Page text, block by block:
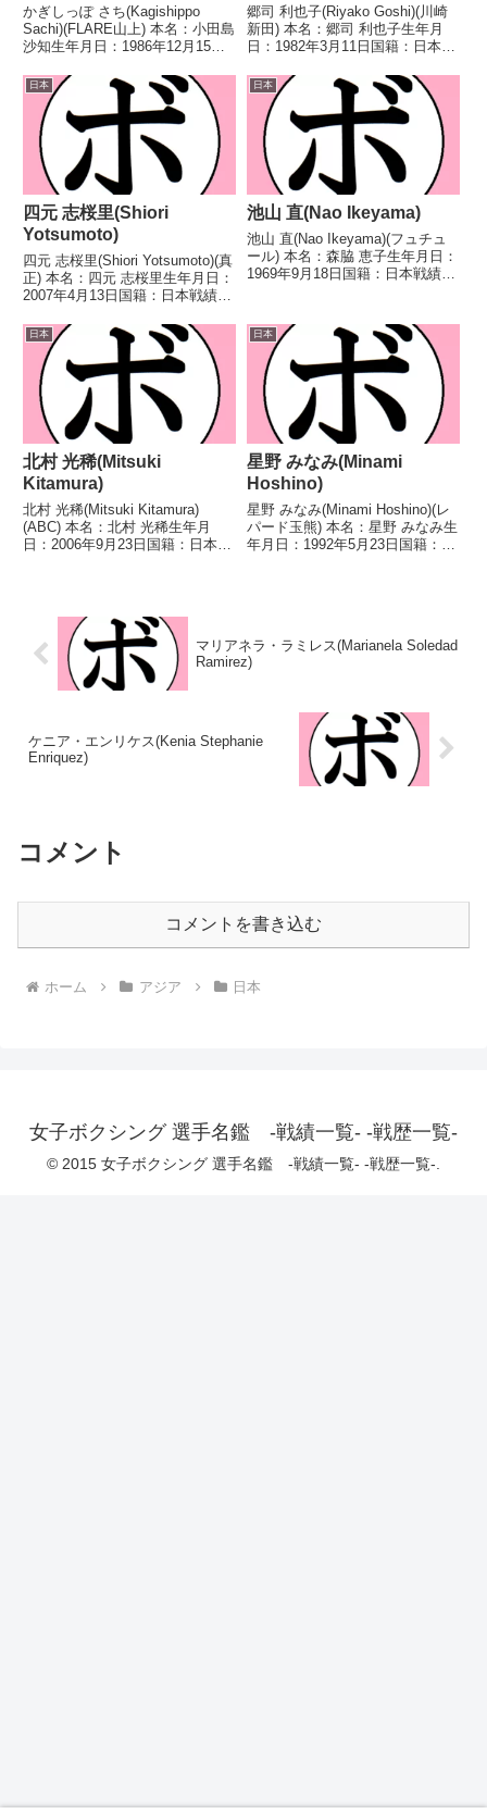
かぎしっぽ さち(Kagishippo
Sachi)(FLARE山上) 本名：小田島
沙知生年月日：1986年12月15日
敗 【獲得タイトル】なし 【戦
歴】2021/11/02 ○1RTKO 玉川
夏希(...
郷司 利也子(Riyako Goshi)(川崎
新田) 本名：郷司 利也子生年月
日：1982年3月11日国籍：日本戦
ル】なし 【戦歴】2008/11/11
●2RTKO 黒田 陽子(花
形)2009/04/07 ...
日本
四元 志桜里(Shiori
Yotsumoto)
四元 志桜里(Shiori Yotsumoto)(真
正) 本名：四元 志桜里生年月日：
2007年4月13日国籍：日本戦績：
2024年度インターハイ女子バン
タム級優勝(アマチュア)2024年度
高校選抜女子バ...
日本
池山 直(Nao Ikeyama)
池山 直(Nao Ikeyama)(フュチュ
ール) 本名：森脇 恵子生年月日：
1969年9月18日国籍：日本戦績：
級王座第4代WIBA世界女子ミニ
マム級王座初代WBO世...
日本
北村 光稀(Mitsuki
Kitamura)
北村 光稀(Mitsuki Kitamura)
(ABC) 本名：北村 光稀生年月
日：2006年9月23日国籍：日本戦
日本
星野 みなみ(Minami
Hoshino)
星野 みなみ(Minami Hoshino)(レ
パード玉熊) 本名：星野 みなみ生
年月日：1992年5月23日国籍：日
マリアネラ・ラミレス(Marianela Soledad
Ramirez)
ケニア・エンリケス(Kenia Stephanie
Enriquez)
コメント
コメントを書き込む
ホーム アジア 日本
女子ボクシング 選手名鑑 -戦績一覧- -戦歴一覧-
© 2015 女子ボクシング 選手名鑑 -戦績一覧- -戦歴一覧-.